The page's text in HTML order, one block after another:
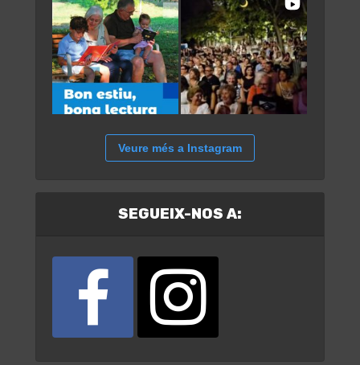
Veure més a Instagram
SEGUEIX-NOS A: